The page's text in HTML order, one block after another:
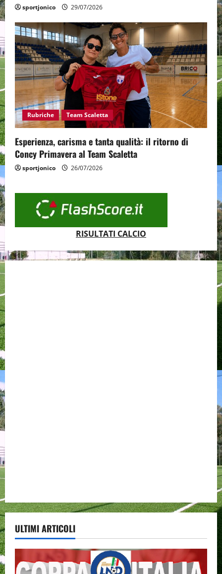
sportjonico 29/07/2026
Rubriche Team Scaletta
Esperienza, carisma e tanta qualità: il ritorno di
Concy Primavera al Team Scaletta
sportjonico 26/07/2026
RISULTATI CALCIO
ULTIMI ARTICOLI